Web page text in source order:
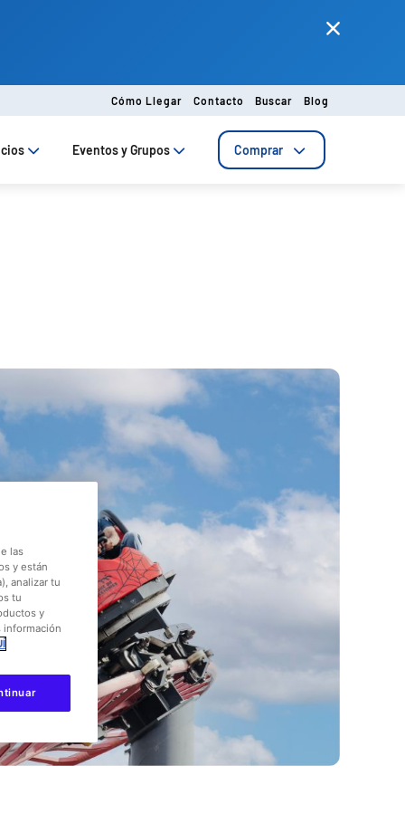
Cómo Llegar Contacto Buscar Blog
Eventos y Grupos Comprar
las
y están
analizar tu
tu
y
información